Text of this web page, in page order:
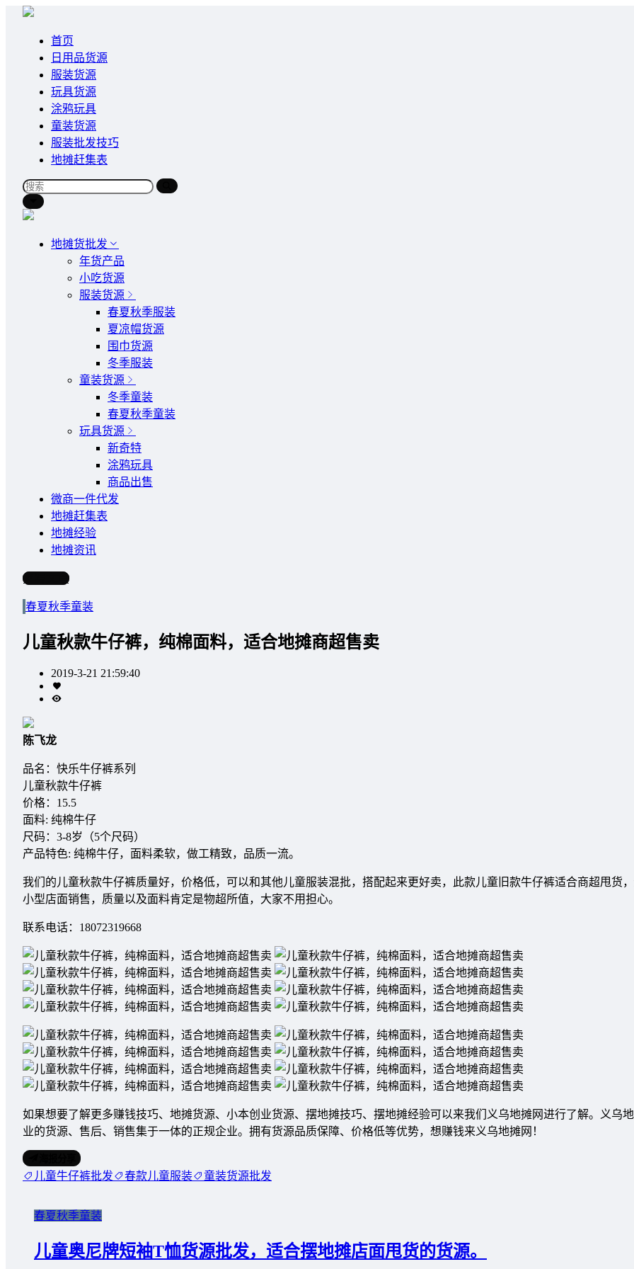
首页
日用品货源
服装货源
玩具货源
涂鸦玩具
童装货源
服装批发技巧
地摊赶集表
地摊货批发
年货产品
小吃货源
服装货源
春夏秋季服装
夏凉帽货源
围巾货源
冬季服装
童装货源
冬季童装
春夏秋季童装
玩具货源
新奇特
涂鸦玩具
商品出售
微商一件代发
地摊赶集表
地摊经验
地摊资讯
写文章
春夏秋季童装
儿童秋款牛仔裤，纯棉面料，适合地摊商超售卖
2019-3-21 21:59:40
陈飞龙
品名：快乐牛仔裤系列
儿童秋款牛仔裤
价格：15.5
面料: 纯棉牛仔
尺码：3-8岁（5个尺码）
产品特色: 纯棉牛仔，面料柔软，做工精致，品质一流。
我们的儿童秋款牛仔裤质量好，价格低，可以和其他儿童服装混批，搭配起来更好卖，此款儿童旧款牛仔裤适合商超甩货
小型店面销售，质量以及面料肯定是物超所值，大家不用担心。
联系电话：18072319668
如果想要了解更多赚钱技巧、地摊货源、小本创业货源、摆地摊技巧、摆地摊经验可以来我们义乌地摊网进行了解。义乌
业的货源、售后、销售集于一体的正规企业。拥有货源品质保障、价格低等优势，想赚钱来义乌地摊网！
儿童牛仔裤批发 春款儿童服装 童装货源批发
春夏秋季童装
儿童奥尼牌短袖T恤货源批发，适合摆地摊店面甩货的货源。